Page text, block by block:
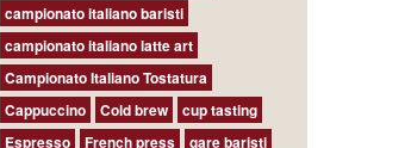
campionato italiano baristi
campionato italiano latte art
Campionato Italiano Tostatura
Cappuccino
Cold brew
cup tasting
Espresso
French press
gare baristi